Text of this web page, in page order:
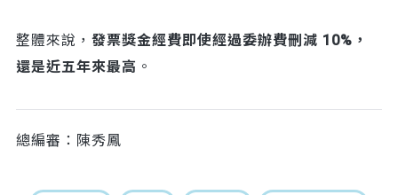
整體來說， 發票獎金經費即使經過委辦費刪減 10%，
還是近五年來最高 。
總編審：陳秀鳳